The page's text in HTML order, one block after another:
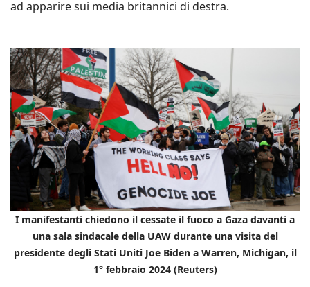
ad apparire sui media britannici di destra.
I manifestanti chiedono il cessate il fuoco a Gaza davanti a
una sala sindacale della UAW durante una visita del
presidente degli Stati Uniti Joe Biden a Warren, Michigan, il
1° febbraio 2024 (Reuters)